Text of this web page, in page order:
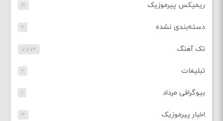
ریمیکس پیرموزیک ۲۱
دسته‌بندی نشده ۲
تک آهنگ ۷,۷۷۳
تبلیغات ۲
بیوگرافی مرداد ۱
اخبار پیرموزیک ۳